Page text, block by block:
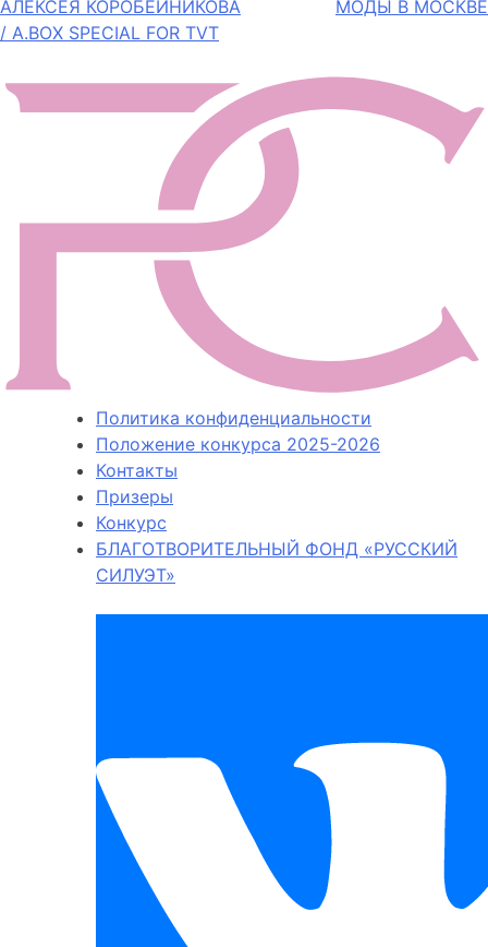
записям
АЛЕКСЕЯ КОРОБЕЙНИКОВА
/ A.BOX SPECIAL FOR TVT
МОДЫ В МОСКВЕ
Политика конфиденциальности
Положение конкурса 2025-2026
Контакты
Призеры
Конкурс
БЛАГОТВОРИТЕЛЬНЫЙ ФОНД «РУССКИЙ
СИЛУЭТ»